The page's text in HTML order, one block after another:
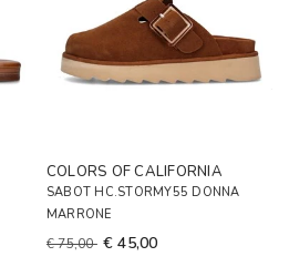
COLORS OF CALIFORNIA
SABOT HC.STORMY55 DONNA
MARRONE
€ 75,00 € 45,00